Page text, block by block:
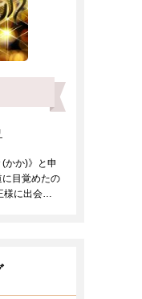
かか)》と申
に目覚めたの
様に出会う